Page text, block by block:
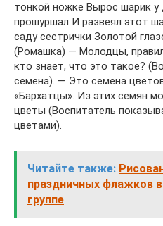
тонкой ножке Вырос шарик у
прошуршал И развеял этот
саду сестрички Золотой
(Ромашка) — Молодцы,
кто знает, что это такое?
семена). — Это семена
«Бархатцы». Из этих семян
цветы (Воспитатель
цветами).
Читайте также:
праздничных флажков
группе